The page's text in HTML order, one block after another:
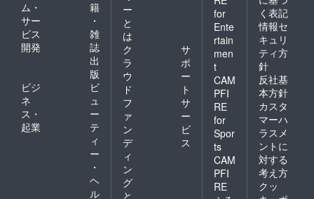
ム・
サー
ビス
開発
籍
・
雑
誌
出
版
ビジ
ネ
ス・
起業
ビ
ュ
ー
テ
ィ
ー
・
ヘ
ル
ー
と
は
ク
ラ
ウ
ド
フ
ァ
ン
デ
ィ
ン
グ
と
サ
ポ
ー
ト
サ
ー
ビ
ス
for
Ente
rtain
men
t
CAM
PFI
RE
for
Spor
ts
CAM
PFI
RE
く表記
情報セ
キュリ
ティ方
針
反社基
本方針
カスタ
マーハ
ラスメ
ントに
対する
考え方
クッ